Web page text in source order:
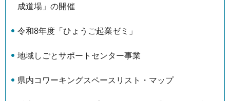
成道場」の開催
令和8年度「ひょうご起業ゼミ」
地域しごとサポートセンター事業
県内コワーキングスペースリスト・マップ